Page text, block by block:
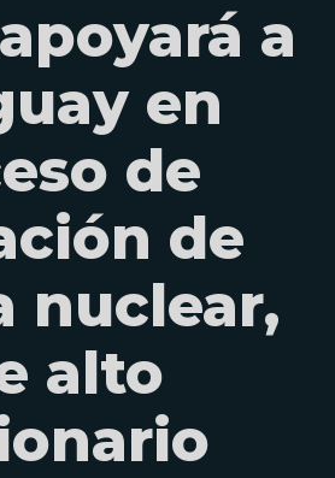
a
en
de
de
nuclear,
alto